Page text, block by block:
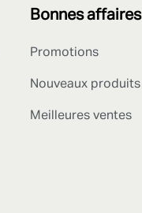
Bonnes affaires
Promotions
Nouveaux produits
Meilleures ventes